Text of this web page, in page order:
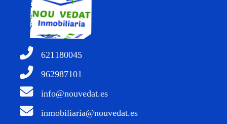
621180045
962987101
info@nouvedat.es
inmobiliaria@nouvedat.es